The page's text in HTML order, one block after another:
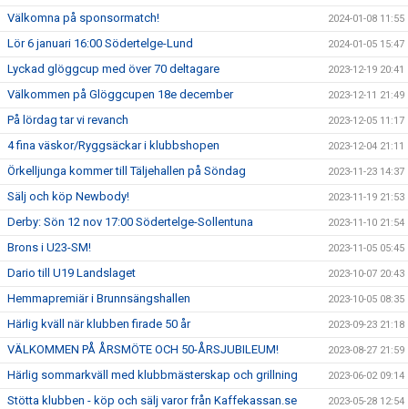
Välkomna på sponsormatch! 2024-01-08 11:55
Lör 6 januari 16:00 Södertelge-Lund 2024-01-05 15:47
Lyckad glöggcup med över 70 deltagare 2023-12-19 20:41
Välkommen på Glöggcupen 18e december 2023-12-11 21:49
På lördag tar vi revanch 2023-12-05 11:17
4 fina väskor/Ryggsäckar i klubbshopen 2023-12-04 21:11
Örkelljunga kommer till Täljehallen på Söndag 2023-11-23 14:37
Sälj och köp Newbody! 2023-11-19 21:53
Derby: Sön 12 nov 17:00 Södertelge-Sollentuna 2023-11-10 21:54
Brons i U23-SM! 2023-11-05 05:45
Dario till U19 Landslaget 2023-10-07 20:43
Hemmapremiär i Brunnsängshallen 2023-10-05 08:35
Härlig kväll när klubben firade 50 år 2023-09-23 21:18
VÄLKOMMEN PÅ ÅRSMÖTE OCH 50-ÅRSJUBILEUM! 2023-08-27 21:59
Härlig sommarkväll med klubbmästerskap och grillning 2023-06-02 09:14
Stötta klubben - köp och sälj varor från Kaffekassan.se 2023-05-28 12:54